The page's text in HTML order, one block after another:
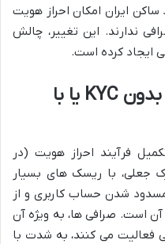
ساکن ایران امکان احراز هویت
ندارند. این تغییر، چالش
ایجاد کرده است.
۲.۲. ریسک های فعالیت بدون KYC یا با
فرآیند احراز هویت (در
جعلی، با ریسک های بسیار
شدن حساب کاربری و از
است. صرافی ها، به ویژه آن
فعالیت می کنند، به شدت با